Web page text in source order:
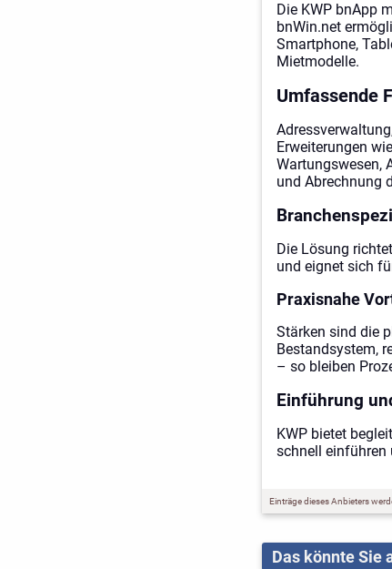
Die KWP bnApp
bnWin.net
Smartphone,
Mietmodelle.
Umfassende
Erweiterungen
Wartungswesen,
und Abrechnung
Die Lösung
und eignet sich
Praxisnahe
Stärken sind die
Bestandsystem,
– so bleiben
Einführung
KWP bietet
schnell einführen
Einträge dieses Anbieters
Das könnte Sie